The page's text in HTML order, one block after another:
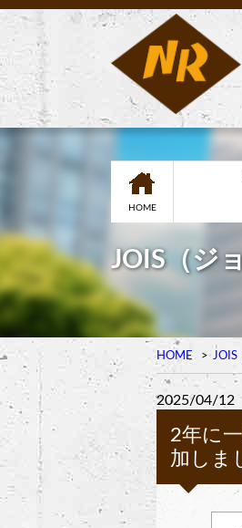
HOME
JOIS（ジ
HOME JOIS
2025/04/12
2年に
加しま